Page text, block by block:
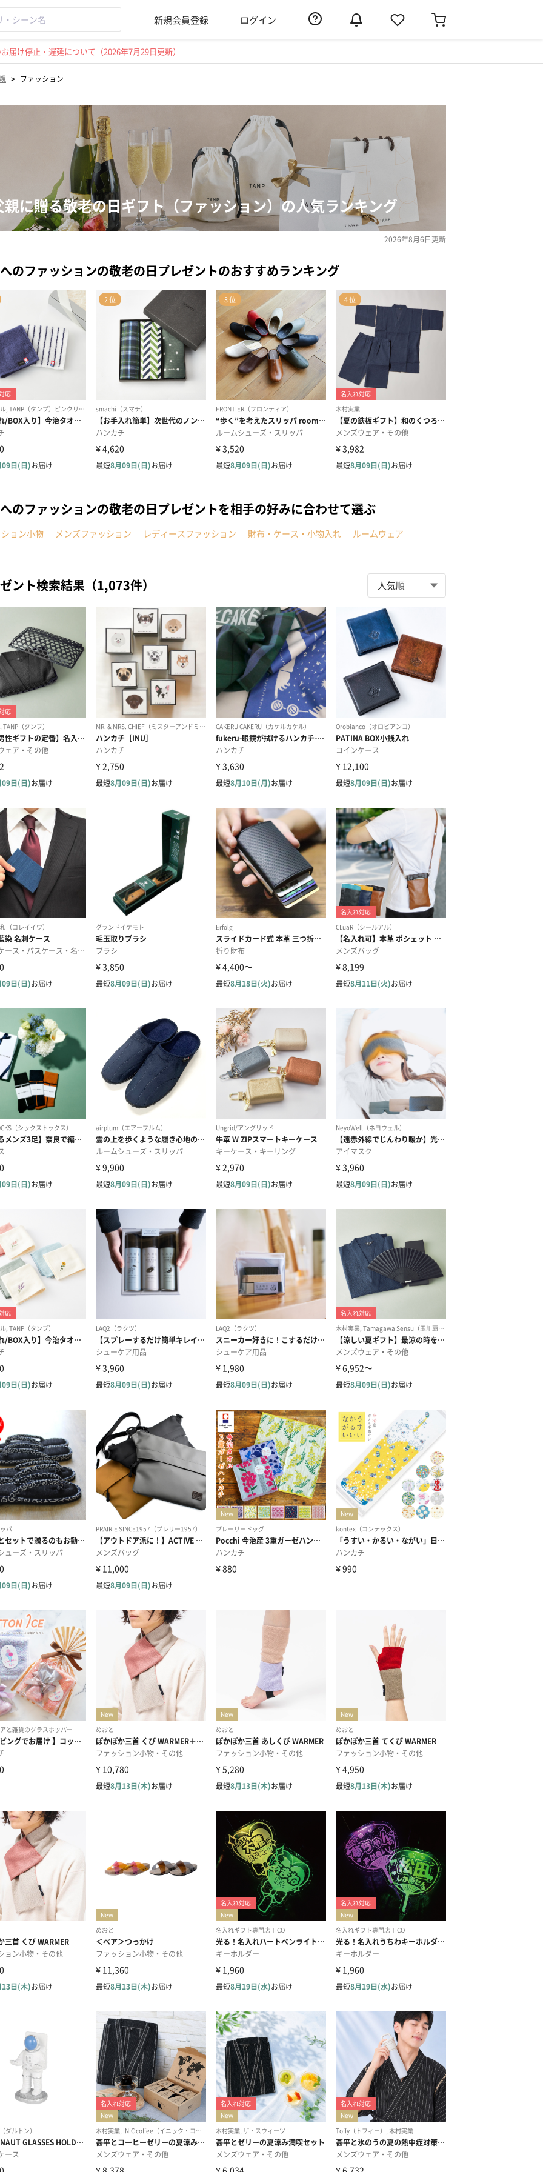
新規会員登録 ログイン
け停止・遅延について（2026年7月29日更新）
> ファッション
親に贈る敬老の日ギフト（ファッション）の人気ランキング
2026年8月6日更新
のファッションの敬老の日プレゼントのおすすめランキング
のファッションの敬老の日プレゼントを相手の好みに合わせて選ぶ
ョン小物 メンズファッション レディースファッション 財布・ケース・小物入れ ルームウェア
ント検索結果（1,073件）